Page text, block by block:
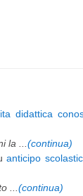
didattica
la ... (continua)
anticipo
... (continua)